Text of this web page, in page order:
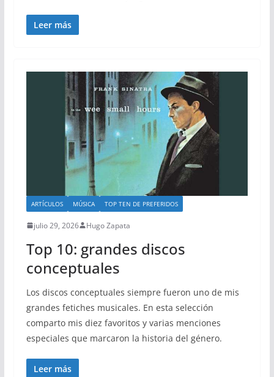
Leer más
ARTÍCULOS MÚSICA TOP TEN DE PREFERIDOS
julio 29, 2026 Hugo Zapata
Top 10: grandes discos
conceptuales
Los discos conceptuales siempre fueron uno de mis
grandes fetiches musicales. En esta selección
comparto mis diez favoritos y varias menciones
especiales que marcaron la historia del género.
Leer más